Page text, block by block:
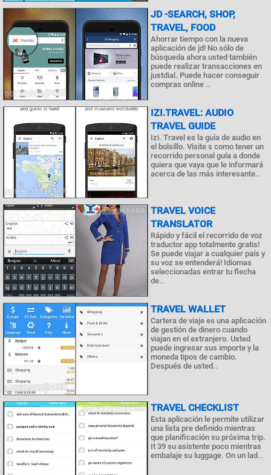
JD -SEARCH, SHOP,
TRAVEL, FOOD
Ahorrar tiempo con la nueva
aplicación de jd! No sólo de
búsqueda ahora usted también
puede realizar transacciones en
justdial. Puede hacer conseguir
compras online ..
IZI.TRAVEL: AUDIO
TRAVEL GUIDE
Izi. Travel es la guía de audio en
el bolsillo. Visite s como tener un
recorrido personal guía a donde
quiera que vaya que le informará
acerca de las más interesante..
TRAVEL VOICE
TRANSLATOR
Rápido y fácil el recorrido de voz
traductor app totalmente gratis!
Se puede viajar a cualquier país y
su voz se entenderá! Idiomas
seleccionadas entrar tu flecha
de..
TRAVEL WALLET
Cartera de viaje es una aplicación
de gestión de dinero cuando
viajan en el extranjero. Usted
puede ingresar sus importe y la
moneda tipos de cambio.
Después de usted..
TRAVEL CHECKLIST
Esta aplicación le permite utilizar
una lista pre definido mientras
que planificación su próxima trip.
It 39 su asistente poco mientras
embalaje su luggage. On un lad..